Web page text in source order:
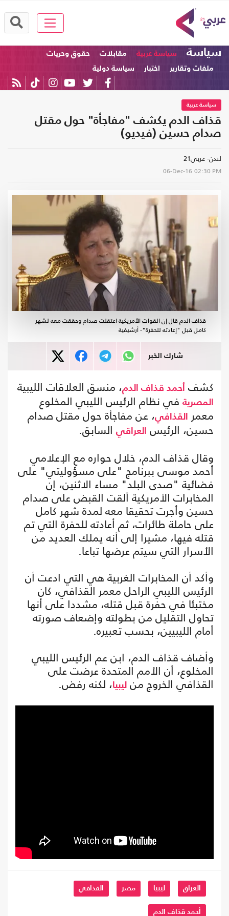
سياسة سياسة عربية مقابلات
حقوق وحريات
ملفات وتقارير
اختبار سياسة دولية
سياسة عربية
قذاف الدم يكشف "مفاجأة" حول مقتل
صدام حسين (فيديو)
لندن- عربي21
06-Dec-16 02:30 PM
قذاف الدم قال إن القوات الأمريكية اعتقلت صدام وحققت معه لشهر
كامل قبل "إعادته للحفرة"- أرشيفية
شارك الخبر
كشف أحمد قذاف الدم، منسق العلاقات الليبية
المصرية في نظام الرئيس الليبي المخلوع
معمر
القذافي، عن مفاجأة حول مقتل صدام
حسين، الرئيس
العراقي السابق.
وقال قذاف الدم، خلال حواره مع الإعلامي
أحمد موسى ببرنامج "على مسؤوليتي" على
فضائية "صدى البلد" مساء الاثنين، إن
المخابرات الأمريكية ألقت القبض على صدام
حسين وأجرت تحقيقا معه لمدة شهر كامل
على حاملة طائرات، ثم أعادته للحفرة التي تم
قتله فيها، مشيرا إلى أنه يملك العديد من
الأسرار التي سيتم عرضها تباعا.
وأكد أن المخابرات الغربية هي التي ادعت أن
الرئيس الليبي الراحل معمر القذافي، كان
مختبئا في حفرة قبل قتله، مشددا على أنها
تحاول التقليل من بطولته وإضعاف صورته
أمام الليبيين، بحسب تعبيره.
وأضاف قذاف الدم، ابن عم الرئيس الليبي
المخلوع، أن الأمم المتحدة عرضت على
القذافي الخروج من ليبيا، لكنه رفض.
العراق ليبيا مصر القذافي
أحمد قذاف الدم